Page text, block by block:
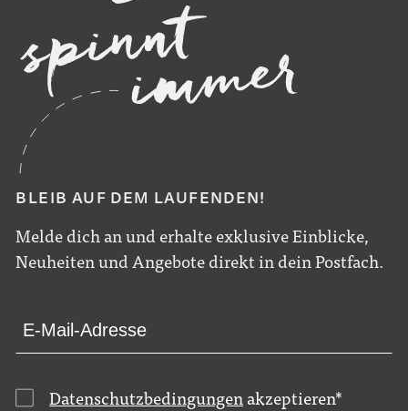
BLEIB AUF DEM LAUFENDEN!
Melde dich an und erhalte exklusive Einblicke,
Neuheiten und Angebote direkt in dein Postfach.
Datenschutzbedingungen akzeptieren*